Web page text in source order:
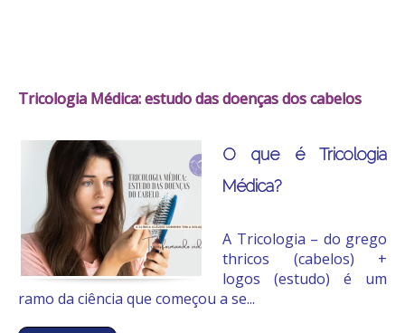
Tricologia Médica: estudo das doenças dos cabelos
O que é Tricologia
Médica?
A Tricologia – do grego
thricos (cabelos) +
logos (estudo) é um
ramo da ciência que começou a se...